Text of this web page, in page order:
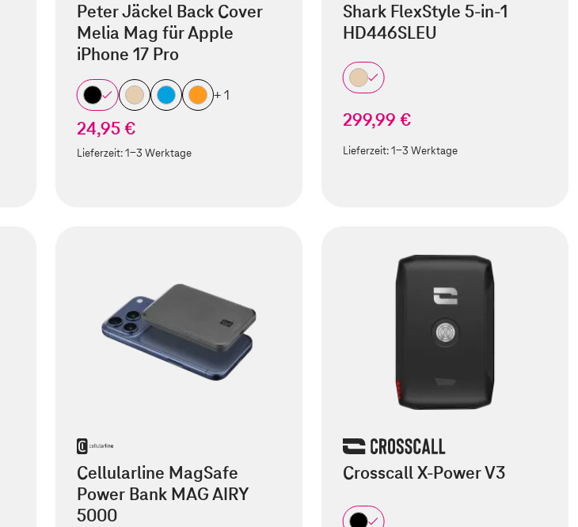
Peter Jäckel Back Cover
Melia Mag für Apple
iPhone 17 Pro
+ 1
24,95 €
Lieferzeit:1-3 Werktage
Shark FlexStyle 5-in-1
HD446SLEU
299,99 €
Lieferzeit:1-3 Werktage
Cellularline MagSafe
Power Bank MAG AIRY
5000
Crosscall X-Power V3